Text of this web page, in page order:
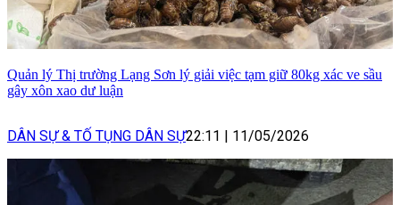
Quản lý Thị trường Lạng Sơn lý giải việc tạm giữ 80kg xác ve sầu
gây xôn xao dư luận
DÂN SỰ & TỐ TỤNG DÂN SỰ22:11 | 11/05/2026